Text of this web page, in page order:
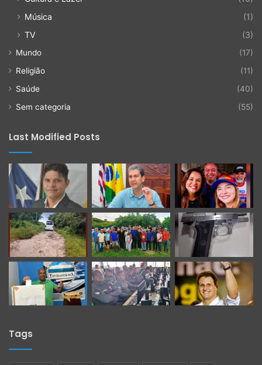
Música
(1)
TV
(3)
Mundo
(17)
Religião
(11)
Saúde
(40)
Sem categoria
(55)
Last Modified Posts
Tags